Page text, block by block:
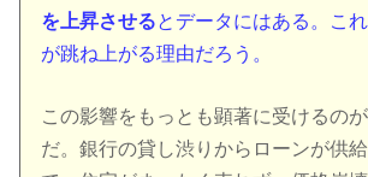
を上昇させるとデータにはある。こ
が跳ね上がる理由だろう。
この影響をもっとも顕著に受けるのが
だ。銀行の貸し渋りからローンが供